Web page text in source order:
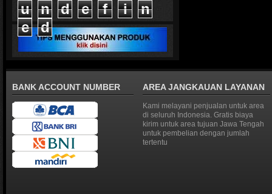
u n d e f i
n
e
d
BANK ACCOUNT NUMBER AREA JANGKAUAN LAYANAN
Kami melayani penjualan untuk area
di seluruh Indonesia. Gratis biaya
kirim untuk area tujuan Jawa Tengah
untuk pembelian dengan jumlah
tertentu